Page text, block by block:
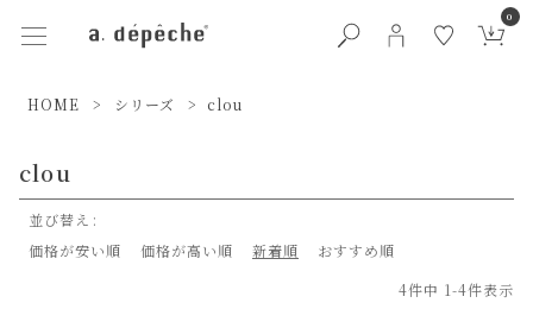
0
HOME シリーズ clou
clou
並び替え
価格が安い順
価格が高い順 新着順
おすすめ順
4件中 1-4件表示